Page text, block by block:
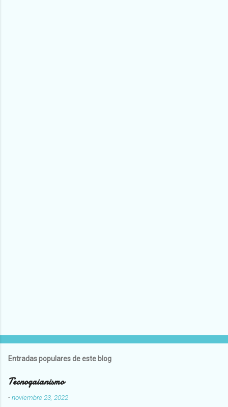
Entradas populares de este blog
Tecnogaianismo
-noviembre 23, 2022